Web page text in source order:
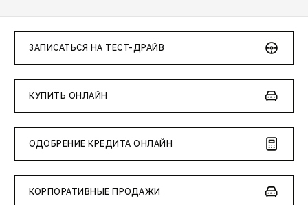
ЗАПИСАТЬСЯ НА ТЕСТ-ДРАЙВ
КУПИТЬ ОНЛАЙН
ОДОБРЕНИЕ КРЕДИТА ОНЛАЙН
КОРПОРАТИВНЫЕ ПРОДАЖИ